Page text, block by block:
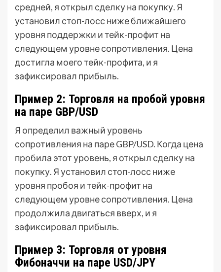
средней, я открыл сделку на покупку. Я
установил стоп-лосс ниже ближайшего
уровня поддержки и тейк-профит на
следующем уровне сопротивления. Цена
достигла моего тейк-профита, и я
зафиксировал прибыль.
Пример 2: Торговля на пробой уровня
на паре GBP/USD
Я определил важный уровень
сопротивления на паре GBP/USD. Когда цена
пробила этот уровень, я открыл сделку на
покупку. Я установил стоп-лосс ниже
уровня пробоя и тейк-профит на
следующем уровне сопротивления. Цена
продолжила двигаться вверх, и я
зафиксировал прибыль.
Пример 3: Торговля от уровня
Фибоначчи на паре USD/JPY